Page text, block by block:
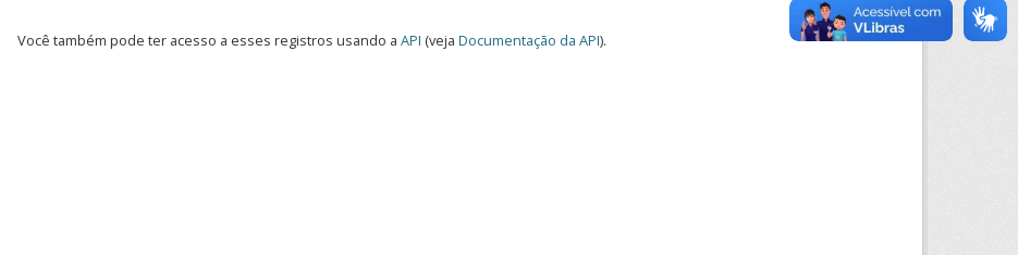
Você também pode ter acesso a esses registros usando a API (veja Documentação da API).